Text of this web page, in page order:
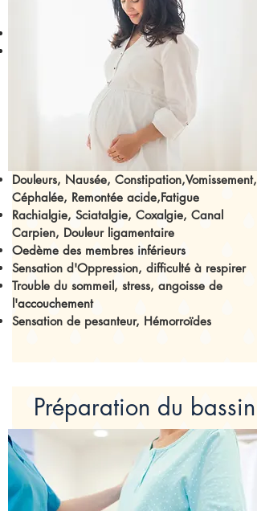
Carpien, Douleur ligamentaire
Oedème des membresinférieurs
Sensation d'Oppression, difficulté à respirer
Douleurs, Nausée, Constipation,Vomissement,
Céphalée, Remontée acide,Fatigue
Rachialgie, Sciatalgie, Coxalgie, Canal
Carpien, Douleur ligamentaire
Oedème des membres inférieurs
Sensation d'Oppression, difficulté à respirer
Trouble du sommeil, stress, angoisse de
l'accouchement
Sensation de pesanteur, Hémorroïdes
Préparation du bassin